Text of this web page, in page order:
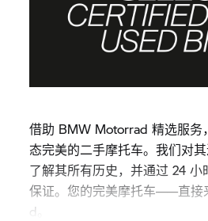
借助 BMW Motorrad 精选服务
态完美的二手摩托车。我们对其
了解其所有历史，并通过 24
保证。您的完美摩托车——直
d。